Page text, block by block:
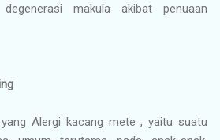
makula akibat penuaan
Alergi kacang mete , yaitu suatu